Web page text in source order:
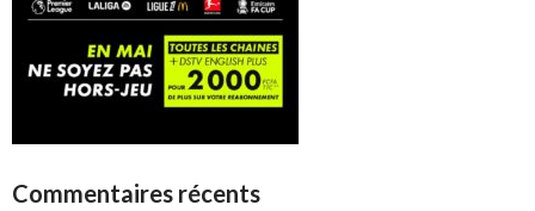
Commentaires récents